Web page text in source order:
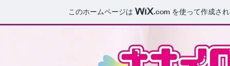
このホームページは .com を使って作成さ